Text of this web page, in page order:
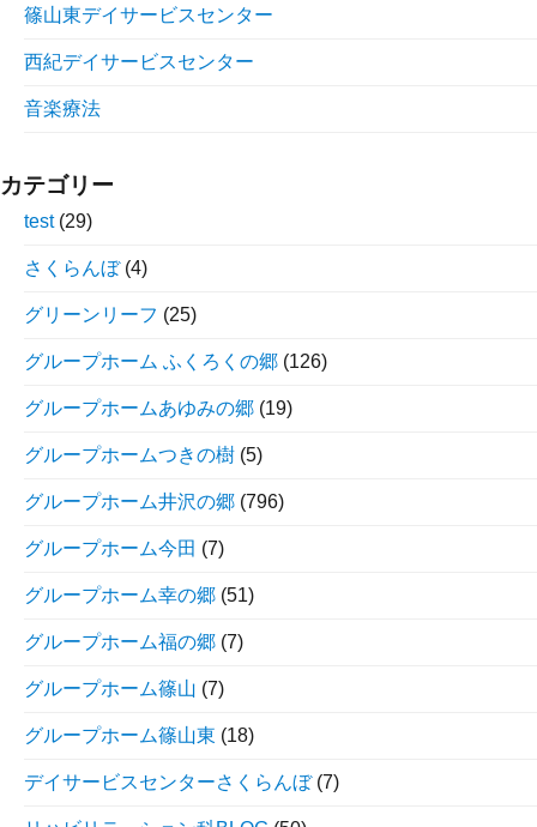
篠山東デイサービスセンター
西紀デイサービスセンター
音楽療法
カテゴリー
test(29)
さくらんぼ(4)
グリーンリーフ (25)
グループホーム ふくろくの郷 (126)
グループホームあゆみの郷 (19)
グループホームつきの樹 (5)
グループホーム井沢の郷 (796)
グループホーム今田 (7)
グループホーム幸の郷 (51)
グループホーム福の郷 (7)
グループホーム篠山 (7)
グループホーム篠山東 (18)
デイサービスセンターさくらんぼ(7)